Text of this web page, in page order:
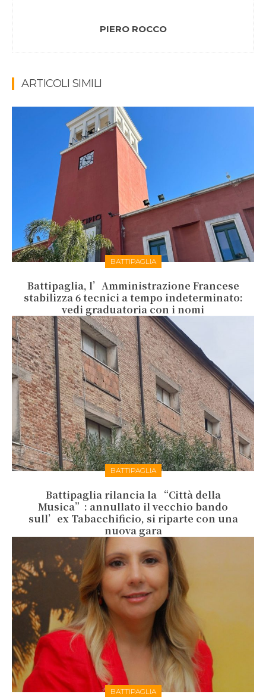
PIERO ROCCO
ARTICOLI SIMILI
BATTIPAGLIA
Battipaglia, l’Amministrazione Francese
stabilizza 6 tecnici a tempo indeterminato:
vedi graduatoria con i nomi
BATTIPAGLIA
Battipaglia rilancia la “Città della
Musica”: annullato il vecchio bando
sull’ex Tabacchificio, si riparte con una
nuova gara
BATTIPAGLIA